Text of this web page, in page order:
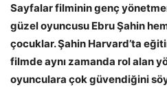
Sayfalar filminin genç
güzel oyuncusu Ebru Şahin
çocuklar. Şahin Harvard’ta
filmde aynı zamanda rol alan
oyunculara çok güvendiğini